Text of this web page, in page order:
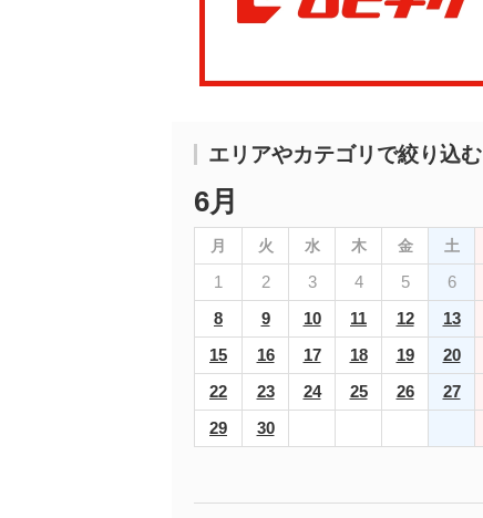
エリアやカテゴリで絞り込む
6月
月 火 水 木 金 土
1 2 3 4 5 6
8
9 10 11 12 13
15
16 17 18 19 20
22
23 24 25 26 27
29
30